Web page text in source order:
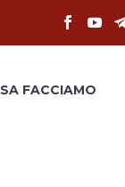
FACCIAMO